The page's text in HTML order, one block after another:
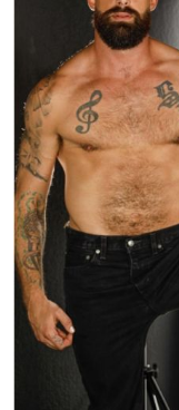
Le newcomer
avec le séduisant
- Photos :